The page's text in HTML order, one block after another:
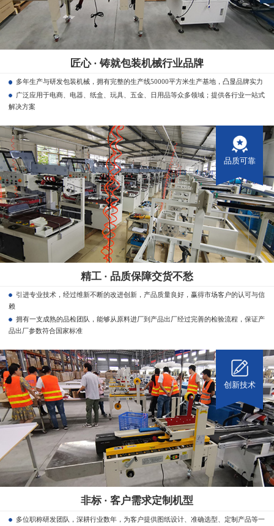
匠心 · 铸就包装机械行业品牌
多年生产与研发包装机械，拥有完整的生产线50000平方米生产基地，凸显品牌实力
广泛应用于电商、电器、纸盒、玩具、五金、日用品等众多领域；提供各行业一站式
解决方案
品质可靠
精工 · 品质保障交货不愁
引进专业技术，经过维新不断的改进创新，产品质量良好，赢得市场客户的认可与信
赖
拥有一支成熟的品检团队，能够从原料进厂到产品出厂经过完善的检验流程，保证产
品出厂参数符合国家标准
创新技术
非标 · 客户需求定制机型
多位职称研发团队，深耕行业数年，为客户提供图纸设计、准确选型、定制产品等一